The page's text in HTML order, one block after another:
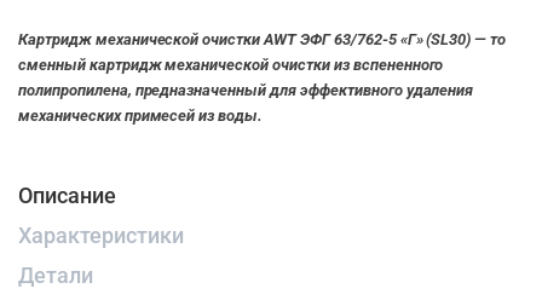
Картридж механической очистки AWT ЭФГ 63/762-5 «Г» (SL30) — то
сменный картридж механической очистки из вспененного
полипропилена, предназначенный для эффективного удаления
механических примесей из воды.
Описание
Характеристики
Детали